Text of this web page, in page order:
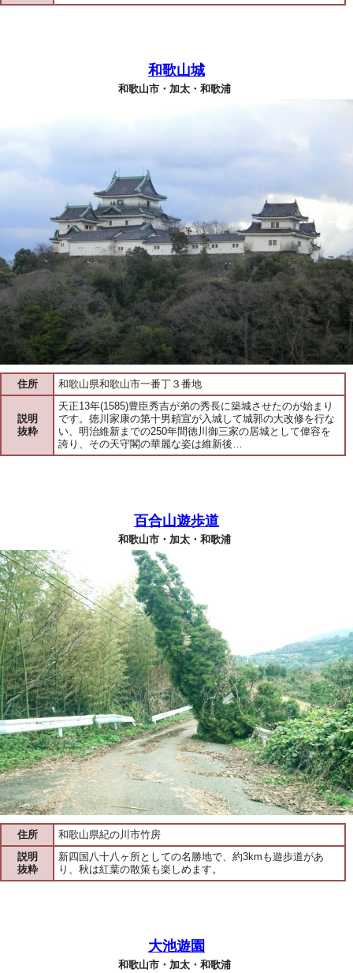
和歌山城
和歌山市・加太・和歌浦
住所 和歌山県和歌山市一番丁３番地
説明
抜粋
天正13年(1585)豊臣秀吉が弟の秀長に築城させたのが始まり
です。徳川家康の第十男頼宣が入城して城郭の大改修を行な
い、明治維新までの250年間徳川御三家の居城として偉容を
誇り、その天守閣の華麗な姿は維新後…
百合山遊歩道
和歌山市・加太・和歌浦
住所
和歌山県紀の川市竹房
説明
抜粋
新四国八十八ヶ所としての名勝地で、約3kmも遊歩道があ
り、秋は紅葉の散策も楽しめます。
大池遊園
和歌山市・加太・和歌浦